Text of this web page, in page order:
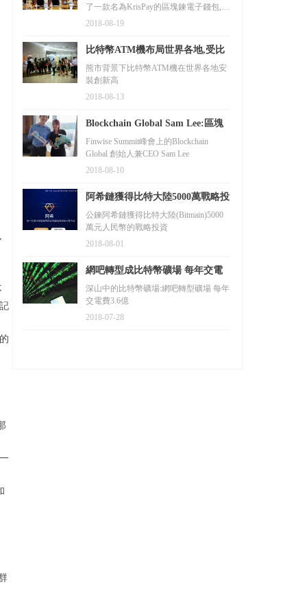
了一款名為KrisPay的區塊鍊電子錢包,旨
在為自家公司常用旅客飛行計劃
貨幣的服務。
2018-08-19
比特幣ATM機布局世界各地,受比
特幣持有者好評
熊市背景下比特幣ATM機在世界各地安
裝創新高
2018-08-13
Blockchain Global Sam Lee:區塊
鏈技術是不可衡量的技術,數字貨
幣存良去莠
Finwise Summit峰會上的Blockchain
Global 創始人兼CEO Sam Lee
2018-08-10
阿希鏈獲得比特大陸5000萬戰略投
資
公鍊阿希鏈獲得比特大陸(Bitmain)5000
萬元人民幣的戰略投資
2018-08-01
網吧轉型成比特幣礦場 每年交電
費數億
深山中的比特幣礦場:網吧轉型礦場 每年
交電費3.6億
2018-07-28